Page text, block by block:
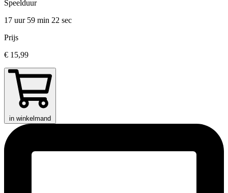
Speelduur
17 uur 59 min 22 sec
Prijs
€ 15,99
in winkelmand